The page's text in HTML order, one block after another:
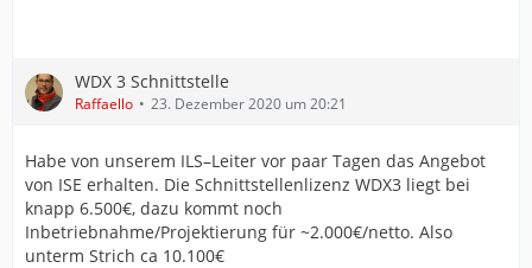
WDX 3 Schnittstelle
Raffaello 23. Dezember 2020 um 20:21
Habe von unserem ILS–Leiter vor paar Tagen das Angebot
von ISE erhalten. Die Schnittstellenlizenz WDX3 liegt bei
knapp 6.500€, dazu kommt noch
Inbetriebnahme/Projektierung für ~2.000€/netto. Also
unterm Strich ca 10.100€